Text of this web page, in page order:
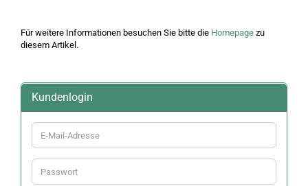
Für weitere Informationen besuchen Sie bitte die Homepage zu
diesem Artikel.
Kundenlogin
E-
Mail-
Adresse
Passwort